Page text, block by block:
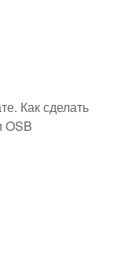
Как сделать
OSB